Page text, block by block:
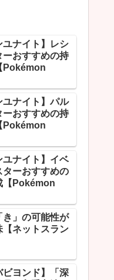
ユナイト】レシ
ーおすすめの持
Pokémon
ユナイト】パル
ーおすすめの持
Pokémon
ユナイト】イベ
ターおすすめの
【Pokémon
き」の可能性が
【ネットスラン
ビヨンド】「深